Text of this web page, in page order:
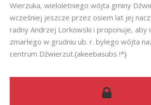
Wierzuka, wieloletniego wójta gminy
wcześniej jeszcze przez osiem lat jej
radny Andrzej Lorkowski i proponuje, aby
zmarłego w grudniu ub. r. byłego wójta
centrum Dźwierzut.{akeebasubs !*}